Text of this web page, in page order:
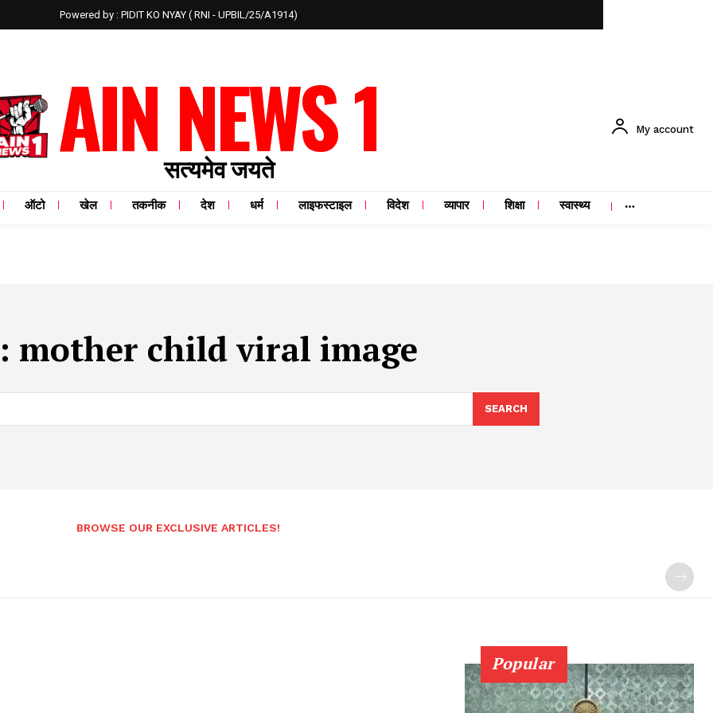
Powered by : PIDIT KO NYAY ( RNI - UPBIL/25/A1914)
AIN NEWS 1
सत्यमेव जयते
My account
ऑटो खेल तकनीक देश धर्म लाइफस्टाइल विदेश व्यापार शिक्षा स्वास्थ्य
mother child viral image
SEARCH
BROWSE OUR EXCLUSIVE ARTICLES!
Popular